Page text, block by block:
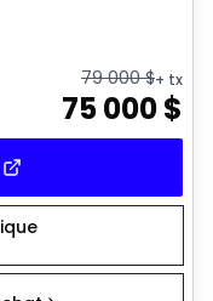
79 000$+ tx
75 000$